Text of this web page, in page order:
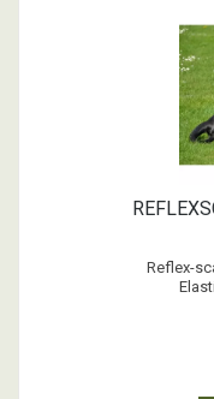
Reflex-